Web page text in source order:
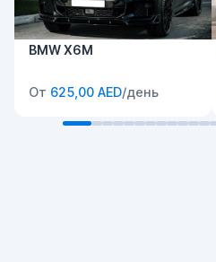
BMW X6M
От 625,00 AED/день